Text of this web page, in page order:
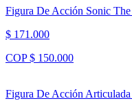
Figura De Acción Sonic
$ 171.000
COP $ 150.000
Figura De Acción